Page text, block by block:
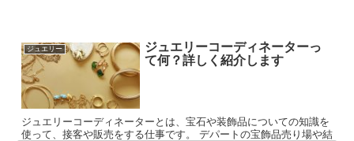
ジュエリー
ジュエリーコーディネーターっ
て何？詳しく紹介します
ジュエリーコーディネーターとは、宝石や装飾品についての知識を
使って、接客や販売をする仕事です。 デパートの宝飾品売り場や結